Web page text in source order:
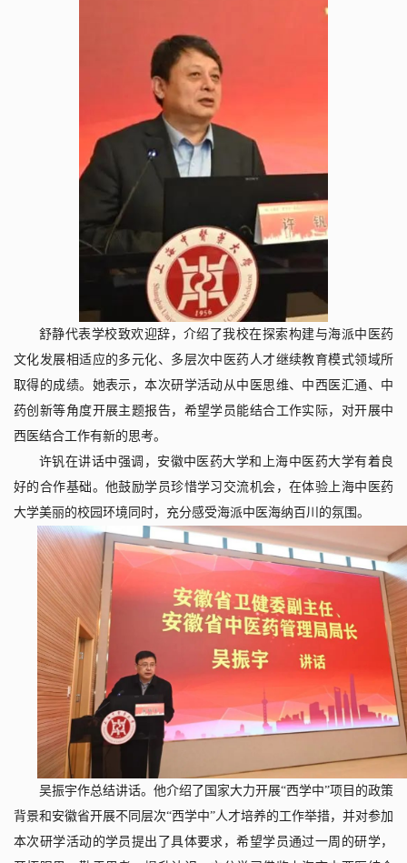
舒静代表学校致欢迎辞，介绍了我校在探索构建与海派中医药
文化发展相适应的多元化、多层次中医药人才继续教育模式领域所
取得的成绩。她表示，本次研学活动从中医思维、中西医汇通、中
药创新等角度开展主题报告，希望学员能结合工作实际，对开展中
西医结合工作有新的思考。
许钒在讲话中强调，安徽中医药大学和上海中医药大学有着良
好的合作基础。他鼓励学员珍惜学习交流机会，在体验上海中医药
大学美丽的校园环境同时，充分感受海派中医海纳百川的氛围。
吴振宇作总结讲话。他介绍了国家大力开展“西学中”项目的政策
背景和安徽省开展不同层次“西学中”人才培养的工作举措，并对参加
本次研学活动的学员提出了具体要求，希望学员通过一周的研学，